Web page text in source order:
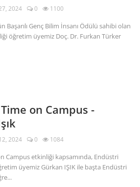
2024 0 1100
Başarılı Genç Bilim İnsanı Ödülü sahibi olan
öğretim üyemiz Doç. Dr. Furkan Türker
on Campus -
2024 0 1084
Campus etkinliği kapsamında, Endüstri
üyemiz Gürkan IŞIK ile başta Endüstri